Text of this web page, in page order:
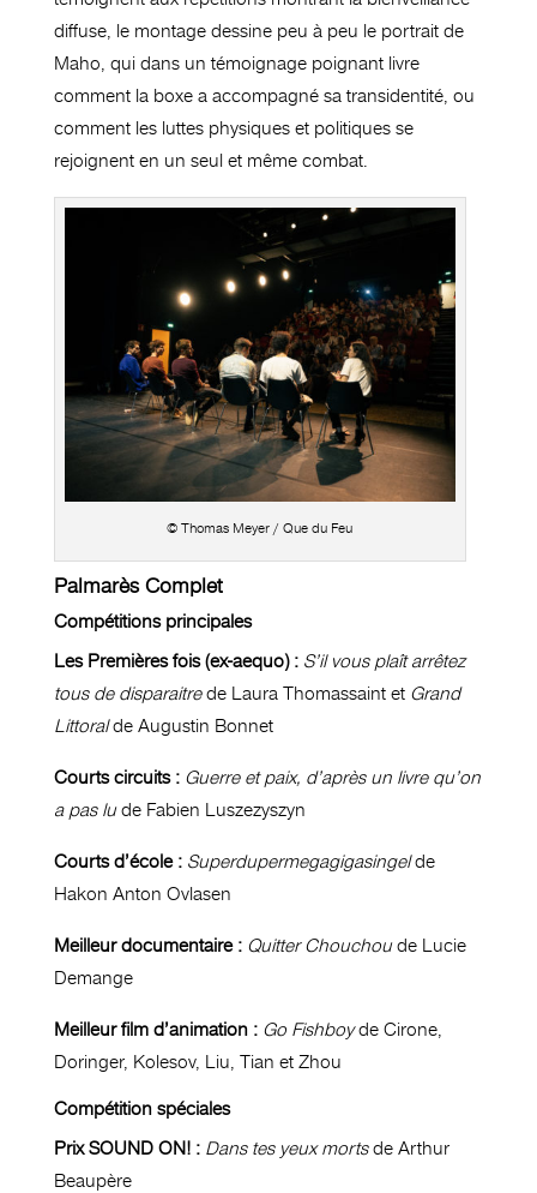
diffuse, le montage dessine peu à peu le portrait de
Maho, qui dans un témoignage poignant livre
comment la boxe a accompagné sa transidentité, ou
comment les luttes physiques et politiques se
rejoignent en un seul et même combat.
© Thomas Meyer / Que du Feu
Palmarès Complet
Compétitions principales
Les Premières fois (ex-aequo) : S’il vous plaît arrêtez
tous de disparaitrede Laura Thomassaint et Grand
Littoralde Augustin Bonnet
Courts circuits : Guerre et paix, d’après un livre qu’on
a pas lude Fabien Luszezyszyn
Courts d’école :Superdupermegagigasingelde
Hakon Anton Ovlasen
Meilleur documentaire : Quitter Chouchoude Lucie
Demange
Meilleur film d’animation : Go Fishboyde Cirone,
Doringer, Kolesov, Liu, Tian et Zhou
Compétition spéciales
Prix SOUND ON! : Dans tes yeux mortsde Arthur
Beaupère